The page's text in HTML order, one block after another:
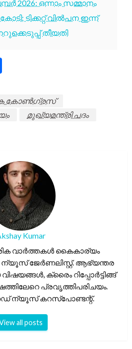
2026: ഒന്നാം സമ്മാനം
ടിക്കറ്റ് വിൽപന ഇന്ന്
തീയതി
കോൺഗ്രസ്
മുഖ്യമന്ത്രി പദം
Kumar
വാർത്തകൾ കൈകാര്യം
ജേർണലിസ്റ്റ്. ആഭ്യന്തര
ക്രൈം റിപ്പോർട്ടിങ്ങ്
പ്രവൃത്തിപരിചയം.
ന്യൂസ് കറസ്പോണ്ടന്റ്.
all posts